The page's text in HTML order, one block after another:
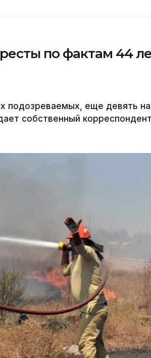
по фактам 44
подозреваемых, еще девять
собственный